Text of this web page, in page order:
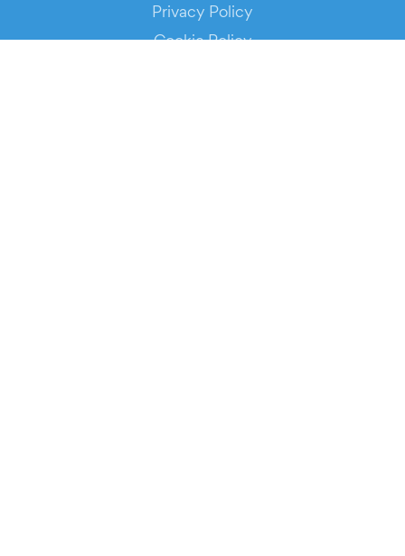
Privacy Policy
Cookie Policy